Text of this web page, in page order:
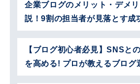
企業ブログのメリット・デメ
説！9割の担当者が見落とす成
【ブログ初心者必見】SNSと
を高める! プロが教えるブログ